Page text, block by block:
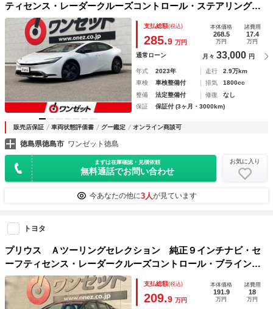
ティセンス・レーダークルーズコントロール・ステアリングヒ
ーター・ブラインドスポットモニター・ＬＥＤヘッドライト・
パーキングサポートブレーキ・ステアリングスイッ
支払総額(税込)
285.9 万円
本体価格
268.5
万円
諸費用
17.4
万円
通常ローン 月々 33,000 円
年式 2023年 走行
2.9万km
車検
車検整備付 排気
1800cc
整備
法定整備付 修復
なし
保証
保証付 (3ヶ月・3000km)
販売店保証 車両状態評価書 グー鑑定 オンライン商談可
徳島県徳島市 ワンゼット徳島
まずは在庫確認・見積依頼
無料通話でお問い合わせ
お気に入り
今あなたの他に3人が見ています
トヨタ
プリウス Ａツーリングセレクション 純正９インチナビ・セ
ーフティセンス・レーダークルーズコントロール・ブラインド
スポットモニター・ＬＥＤヘッドライト・前席シートヒータ
ー・運転席パワーシート・ブラック合皮シート・ＥＴＣ２．
０・ドラレコ前後
支払総額(税込)
209.9 万円
本体価格
191.9
万円
諸費用
18
万円